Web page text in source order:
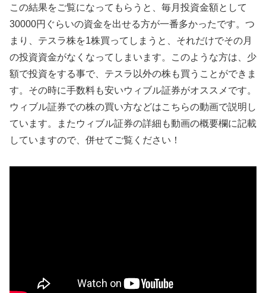
この結果をご覧になってもらうと、毎月投資金額として
30000円ぐらいの資金を出せる方が一番多かったです。つ
まり、テスラ株を1株買ってしまうと、それだけでその月
の投資資金がなくなってしまいます。このような方は、少
額で投資をする事で、テスラ以外の株も買うことができま
す。その時に手数料も安いウィブル証券がオススメです。
ウィブル証券での株の買い方などはこちらの動画で説明し
ています。またウィブル証券の詳細も動画の概要欄に記載
していますので、併せてご覧ください！